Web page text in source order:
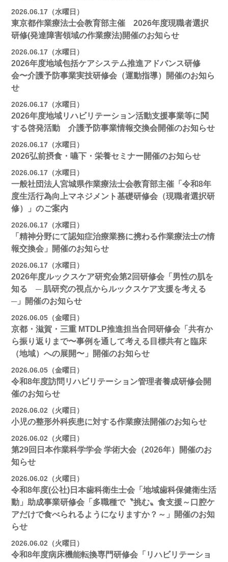
2026.06.17（水曜日）
東京都作業療法士会教育部主催 2026年度現職者選択
研修(発達障害領域の作業療法)開催のお知らせ
2026.06.17（水曜日）
2026年度地域包括ケアシステム推進アドバンス研修
会〜介護予防事業実技研修会（運動指導）開催のお知ら
せ
2026.06.17（水曜日）
2026年度地域リハビリテーション活動支援事業等に関
する啓発活動 介護予防事業情報交換会開催のお知らせ
2026.06.17（水曜日）
2026弘前摂食・嚥下・栄養セミナー開催のお知らせ
2026.06.17（水曜日）
一般社団法人宮城県作業療法士会教育部主催「令和8年
度生活行為向上マネジメント基礎研修会（現職者選択研
修）」のご案内
2026.06.17（水曜日）
「精神分野にて認知症治療業務に携わる作業療法士の情
報交換会」開催のお知らせ
2026.06.17（水曜日）
2026年度ルックスケア研究会第2回研修会「男性の肌を
知る ─ 肌研究の視点からルックスケア支援を考える
─」開催のお知らせ
2026.06.05（金曜日）
京都・滋賀・三重 MTDLP推進担当合同研修会「共有か
ら振り返りまで〜事例を通して考える目標共有と臨床
（地域）への展開〜」開催のお知らせ
2026.06.05（金曜日）
令和8年度訪問リハビリテーション管理者養成研修会開
催のお知らせ
2026.06.02（火曜日）
小児の整形外科疾患に対する作業療法開催のお知らせ
2026.06.02（火曜日）
第29回日本作業科学学会 学術大会（2026年）開催のお
知らせ
2026.06.02（火曜日）
令和8年度(公社)日本歯科衛生士会「地域歯科保健衛生活
動」助成事業研修会「多職種で〝挑む〟食支援～口腔ケ
アだけで食べられるようになりますか？～」開催のお知
らせ
2026.06.02（火曜日）
令和8年度病床機能転換専門研修会「リハビリテーショ